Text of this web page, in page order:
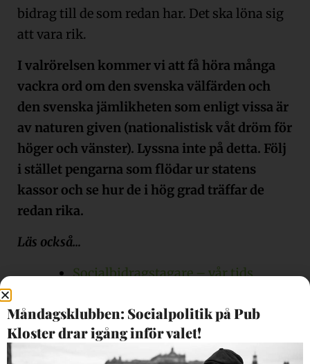
bidrag till de som redan har. Det ska löna sig
att vara rik.
I valrörelsen kommer vi att få höra många
vackra ord om den svenska välfärden och
den svenska jämlikheten som enligt vissa är
av naturen given (nationalistisk våt dröm för
höger och vänster). Lyssna inte på detta. Följ
i stället pengarna som flödar ur statens
kassor och se hur de i hög grad träffar de
redan rika.
Läs också…
Socialbidragstagare – vår tids
Moderaterna i Sigtuna jagar
fattiglappar
Måndagsklubben: Socialpolitik på Pub
Kloster drar igång inför valet!